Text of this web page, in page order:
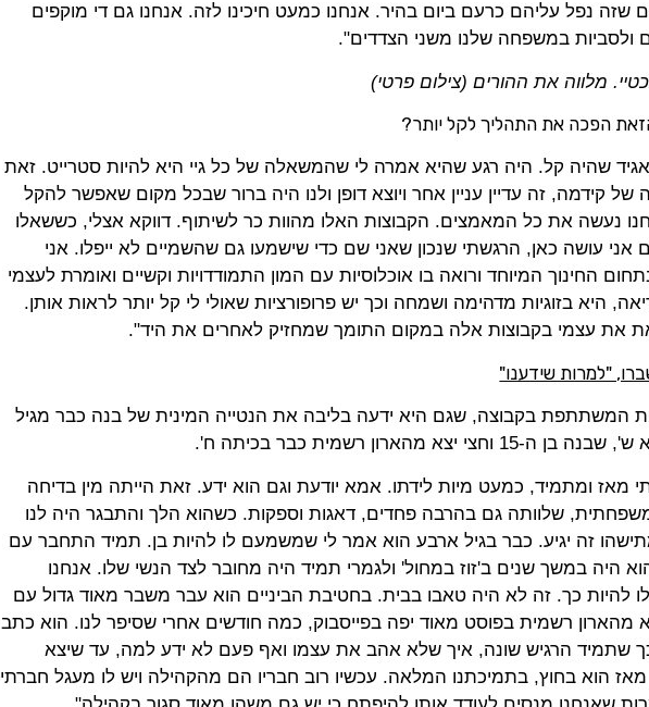
שזה נפל עליהם כרעם ביום בהיר. אנחנו כמעט חיכינו לזה. אנחנו גם די מוקפים
ולסביות במשפחה שלנו משני הצדדים".
מלווה את ההורים (צילום פרטי)
הפכה את התהליך לקל יותר?
שהיה קל. היה רגע שהיא אמרה לי שהמשאלה של כל גיי היא להיות סטרייט. זאת
קידמה, זה עדיין עניין אחר ויוצא דופן ולנו היה ברור שבכל מקום שאפשר להקל
נעשה את כל המאמצים. הקבוצות האלו מהוות כר לשיתוף. דווקא אצלי, כששאלו
עושה כאן, הרגשתי שנכון שאני שם כדי שישמעו גם שהשמיים לא ייפלו. אני
החינוך המיוחד ורואה בו אוכלוסיות עם המון התמודדויות וקשיים ואומרת לעצמי
היא בזוגיות מדהימה ושמחה וכך יש פרופורציות שאולי לי קל יותר לראות אותן.
את עצמי בקבוצות אלה במקום התומך שמחזיק לאחרים את היד".
"למרות שידענו"
המשתתפת בקבוצה, שגם היא ידעה בליבה את הנטייה המינית של בנה כבר מגיל
15 וחצי יצא מהארון רשמית כבר בכיתה ח'.
מאז ומתמיד, כמעט מיות לידתו. אמא יודעת וגם הוא ידע. זאת הייתה מין בדיחה
שלוותה גם בהרבה פחדים, דאגות וספקות. כשהוא הלך והתבגר היה לנו
זה יגיע. כבר בגיל ארבע הוא אמר לי שמשמעם לו להיות בן. תמיד התחבר עם
היה במשך שנים ב'זוז במחול' ולגמרי תמיד היה מחובר לצד הנשי שלו. אנחנו
להיות כך. זה לא היה טאבו בבית. בחטיבת הביניים הוא עבר משבר מאוד גדול עם
מהארון רשמית בפוסט מאוד יפה בפייסבוק, כמה חודשים אחרי שסיפר לנו. הוא כתב
שתמיד הרגיש שונה, איך שלא אהב את עצמו ואף פעם לא ידע למה, עד שיצא
הוא בחוץ, בתמיכתנו המלאה. עכשיו רוב חבריו הם מהקהילה ויש לו מעגל חברתי